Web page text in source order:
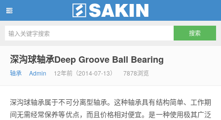
南京尚精机械有限公司
深沟球轴承Deep Groove Ball Bearing
轴承 Admin 12年前（2014-07-13） 7878浏览
深沟球轴承属于不可分离型轴承。这种轴承具有结构简单、工作期
间无需经常保养等优点，而且价格相对便宜。是一种使用极其广泛